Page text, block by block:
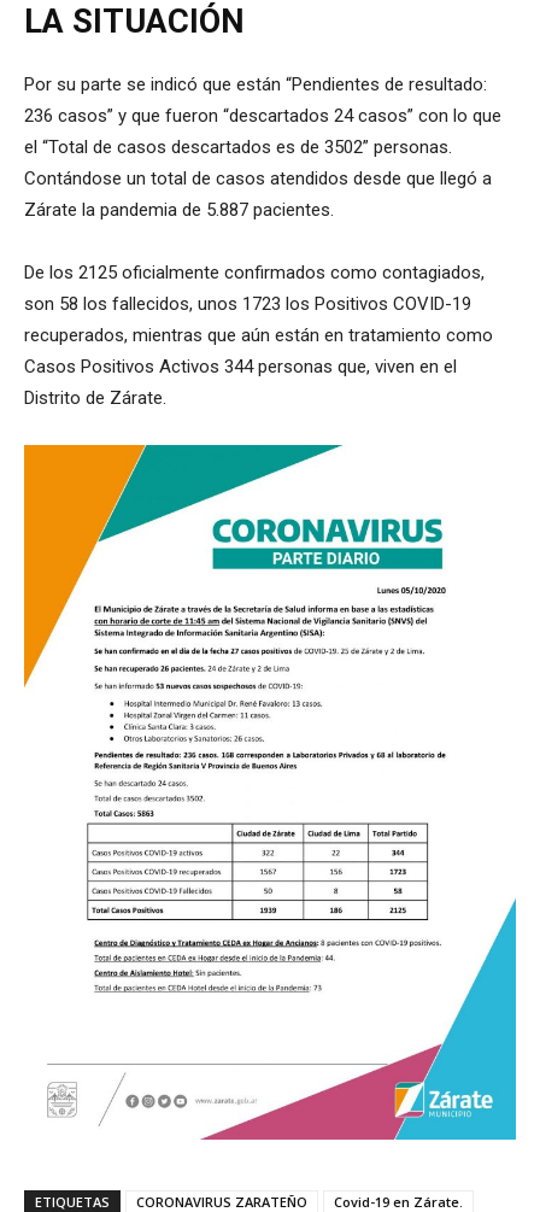
LA SITUACIÓN
Por su parte se indicó que están “Pendientes de resultado:
236 casos” y que fueron “descartados 24 casos” con lo que
el “Total de casos descartados es de 3502” personas.
Contándose un total de casos atendidos desde que llegó a
Zárate la pandemia de 5.887 pacientes.
De los 2125 oficialmente confirmados como contagiados,
son 58 los fallecidos, unos 1723 los Positivos COVID-19
recuperados, mientras que aún están en tratamiento como
Casos Positivos Activos 344 personas que, viven en el
Distrito de Zárate.
ETIQUETAS CORONAVIRUS ZARATEÑO
Covid-19 en Zárate.